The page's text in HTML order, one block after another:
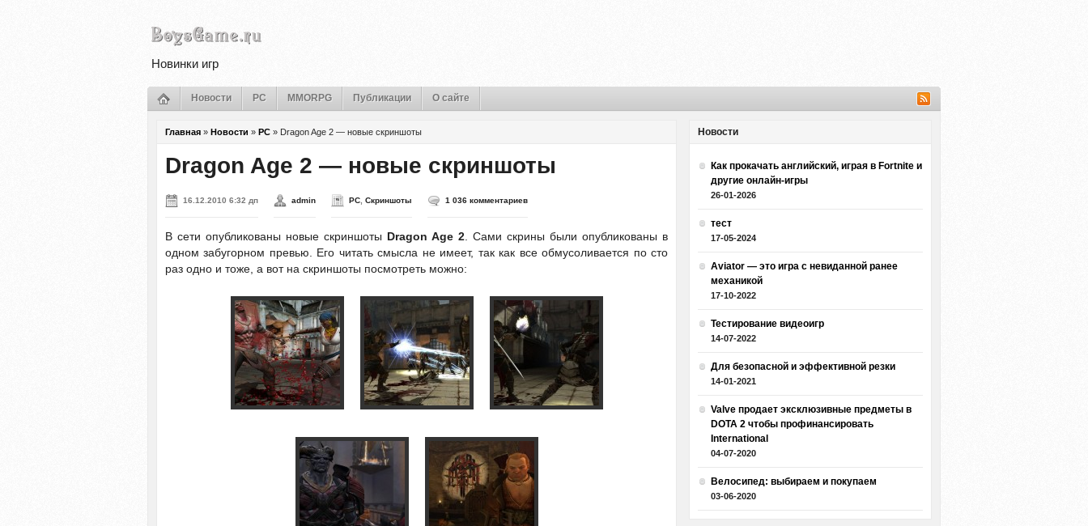
Новинки игр
Новости PC MMORPG Публикации О сайте
Главная » Новости » PC » Dragon Age 2 — новые скриншоты
Dragon Age 2 — новые скриншоты
16.12.2010 6:32 дп admin PC Скриншоты 1 036 комментариев
В сети опубликованы новые скриншоты Dragon Age 2 . Сами скрины были опубликованы в
одном забугорном превью. Его читать смысла не имеет, так как все обмусоливается по сто
раз одно и тоже, а вот на скриншоты посмотреть можно:
Новости
Как прокачать английский, играя в Fortnite и
другие онлайн-игры
26-01-2026
тест
17-05-2024
Aviator — это игра с невиданной ранее
механикой
17-10-2022
Тестирование видеоигр
14-07-2022
Для безопасной и эффективной резки
14-01-2021
Valve продает эксклюзивные предметы в
DOTA 2 чтобы профинансировать
International
04-07-2020
Велосипед: выбираем и покупаем
03-06-2020